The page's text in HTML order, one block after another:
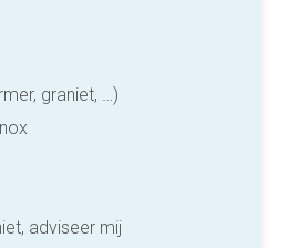
graniet, …)
adviseer mij